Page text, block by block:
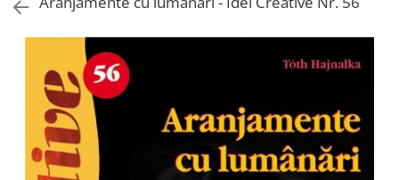
Activități
Atlase si enciclopedii
Carte de bucate
Călătorie
Educație
Educație financiară
Hobby si craft